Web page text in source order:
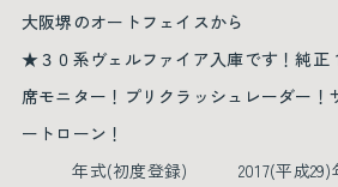
大阪堺のオートフェイスから
★３０系ヴェルファイア入庫です！純
席モニター！プリクラッシュレーダー！
ートローン！
年式(初度登録)
2017(平成29)